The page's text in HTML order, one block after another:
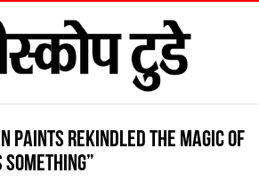
Paints rekindled the magic of
Something”